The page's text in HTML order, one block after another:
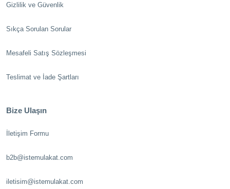
Gizlilik ve Güvenlik
Sıkça Sorulan Sorular
Mesafeli Satış Sözleşmesi
Teslimat ve İade Şartları
Bize Ulaşın
İletişim Formu
b2b@istemulakat.com
iletisim@istemulakat.com